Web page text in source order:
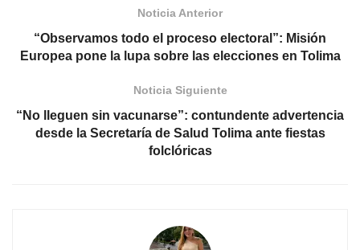
Noticia Anterior
“Observamos todo el proceso electoral”: Misión
Europea pone la lupa sobre las elecciones en Tolima
Noticia Siguiente
“No lleguen sin vacunarse”: contundente advertencia
desde la Secretaría de Salud Tolima ante fiestas
folclóricas